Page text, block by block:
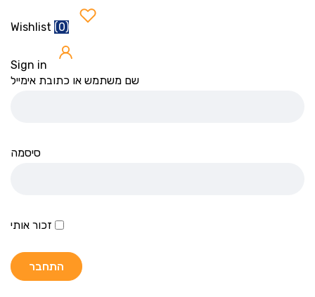
(0)
שם משתמש או כתובת אימייל
סיסמה
זכור אותי